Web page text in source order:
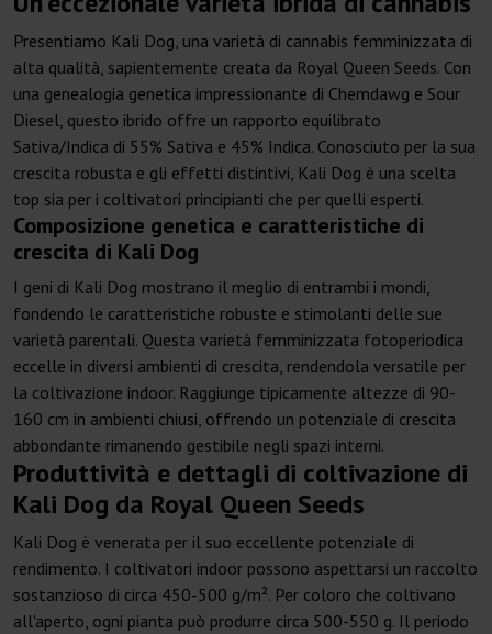
Presentiamo Kali Dog, una varietà di cannabis femminizzata di
alta qualità, sapientemente creata da Royal Queen Seeds. Con
una genealogia genetica impressionante di Chemdawg e Sour
Diesel, questo ibrido offre un rapporto equilibrato
Sativa/Indica di 55% Sativa e 45% Indica. Conosciuto per la sua
crescita robusta e gli effetti distintivi, Kali Dog è una scelta
top sia per i coltivatori principianti che per quelli esperti.
Composizione genetica e caratteristiche di
crescita di Kali Dog
I geni di Kali Dog mostrano il meglio di entrambi i mondi,
fondendo le caratteristiche robuste e stimolanti delle sue
varietà parentali. Questa varietà femminizzata fotoperiodica
eccelle in diversi ambienti di crescita, rendendola versatile per
la coltivazione indoor. Raggiunge tipicamente altezze di 90-
160 cm in ambienti chiusi, offrendo un potenziale di crescita
abbondante rimanendo gestibile negli spazi interni.
Produttività e dettagli di coltivazione di
Kali Dog da Royal Queen Seeds
Kali Dog è venerata per il suo eccellente potenziale di
rendimento. I coltivatori indoor possono aspettarsi un raccolto
sostanzioso di circa 450-500 g/m². Per coloro che coltivano
all'aperto, ogni pianta può produrre circa 500-550 g. Il periodo